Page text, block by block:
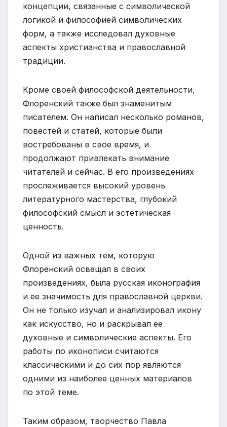
концепции, связанные с символической
логикой и философией символических
форм, а также исследовал духовные
аспекты христианства и православной
традиции.
Кроме своей философской деятельности,
Флоренский также был знаменитым
писателем. Он написал несколько романов,
повестей и статей, которые были
востребованы в свое время, и
продолжают привлекать внимание
читателей и сейчас. В его произведениях
прослеживается высокий уровень
литературного мастерства, глубокий
философский смысл и эстетическая
ценность.
Одной из важных тем, которую
Флоренский освещал в своих
произведениях, была русская иконография
и ее значимость для православной церкви.
Он не только изучал и анализировал икону
как искусство, но и раскрывал ее
духовные и символические аспекты. Его
работы по иконописи считаются
классическими и до сих пор являются
одними из наиболее ценных материалов
по этой теме.
Таким образом, творчество Павла